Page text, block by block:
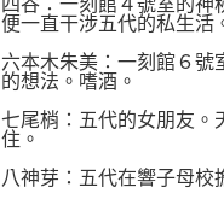
四谷：一刻館４號室的
便一直干涉五代的私生活
六本木朱美：一刻館６號
的想法。嗜酒。
七尾梢：五代的女朋友。
住。
八神芽：五代在響子母校